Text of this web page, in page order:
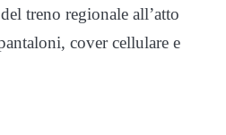
treno regionale all’atto
cover cellulare e